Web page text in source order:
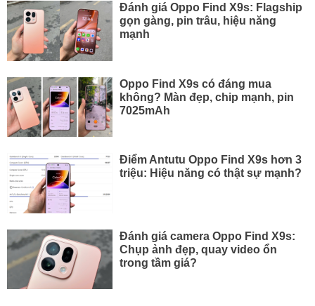
Đánh giá Oppo Find X9s: Flagship
gọn gàng, pin trâu, hiệu năng
mạnh
Oppo Find X9s có đáng mua
không? Màn đẹp, chip mạnh, pin
7025mAh
Điểm Antutu Oppo Find X9s hơn 3
triệu: Hiệu năng có thật sự mạnh?
Đánh giá camera Oppo Find X9s:
Chụp ảnh đẹp, quay video ổn
trong tầm giá?